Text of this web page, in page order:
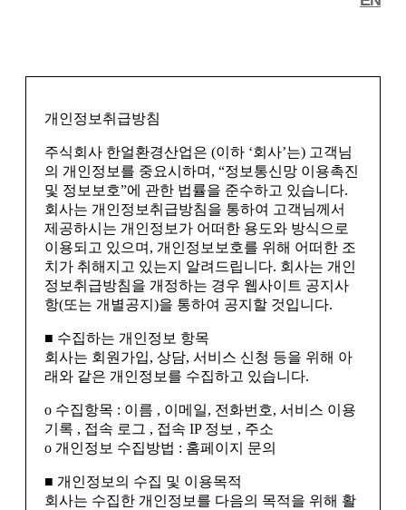
개인정보취급방침
주식회사 한얼환경산업은 (이하 ‘회사’는) 고객님
의 개인정보를 중요시하며, “정보통신망 이용촉진
및 정보보호”에 관한 법률을 준수하고 있습니다.
회사는 개인정보취급방침을 통하여 고객님께서
제공하시는 개인정보가 어떠한 용도와 방식으로
이용되고 있으며, 개인정보보호를 위해 어떠한 조
치가 취해지고 있는지 알려드립니다. 회사는 개인
정보취급방침을 개정하는 경우 웹사이트 공지사
항(또는 개별공지)을 통하여 공지할 것입니다.
■ 수집하는 개인정보 항목
회사는 회원가입, 상담, 서비스 신청 등을 위해 아
래와 같은 개인정보를 수집하고 있습니다.
ο 수집항목 : 이름 , 이메일, 전화번호, 서비스 이용
기록 , 접속 로그 , 접속 IP 정보 , 주소
ο 개인정보 수집방법 : 홈페이지 문의
■ 개인정보의 수집 및 이용목적
회사는 수집한 개인정보를 다음의 목적을 위해 활